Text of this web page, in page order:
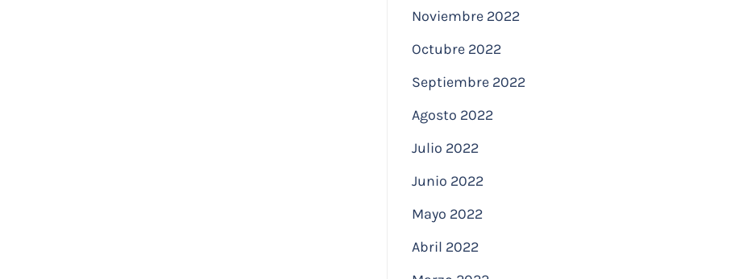
Noviembre 2022
Octubre 2022
Septiembre 2022
Agosto 2022
Julio 2022
Junio 2022
Mayo 2022
Abril 2022